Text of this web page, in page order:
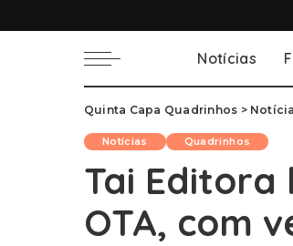
Notícias
Quinta Capa Quadrinhos >
Notícias Quadrinhos
Tai
OTA, com